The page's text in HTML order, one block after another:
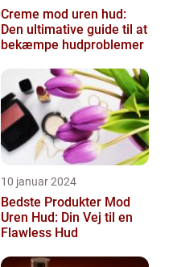
Creme mod uren hud:
Den ultimative guide til at
bekæmpe hudproblemer
10 januar 2024
Bedste Produkter Mod
Uren Hud: Din Vej til en
Flawless Hud